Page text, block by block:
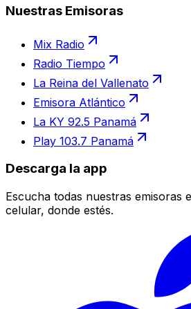
Nuestras Emisoras
Mix Radio
Radio Tiempo
La Reina del Vallenato
Emisora Atlántico
La KY 92.5 Panamá
Play 103.7 Panamá
Descarga la app
Escucha todas nuestras emisoras
celular, donde estés.